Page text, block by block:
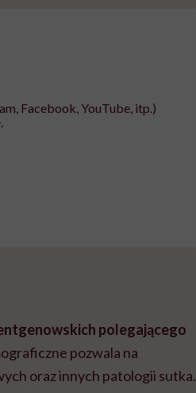
Facebook, YouTube, itp.)
polegającego
pozwala na
oraz innych patologii sutka.